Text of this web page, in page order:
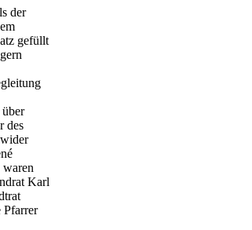
der
gefüllt
des
Karl
Pfarrer